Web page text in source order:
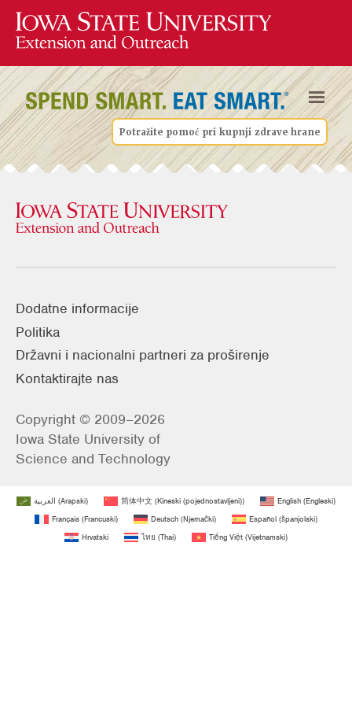
Potražite pomoć pri kupnji zdrave hrane
Dodatne informacije
Politika
Državni i nacionalni partneri za proširenje
Kontaktirajte nas
Copyright © 2009–2026
Iowa State University of
Science and Technology
العربية (Arapski) 简体中文 (Kineski (pojednostavljeni)) English (Engleski)
Français (Francuski) Deutsch (Njemački) Español (španjolski)
Hrvatski
ไทย (Thai) Tiếng Việt (Vijetnamski)